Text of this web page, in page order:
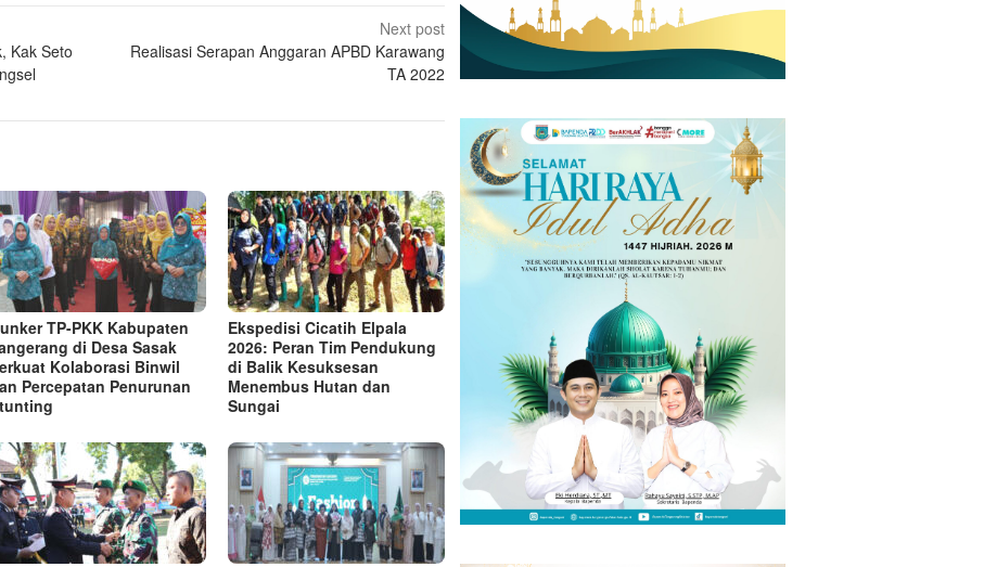
Kak Seto
Next post
Realisasi Serapan Anggaran APBD Karawang
TA 2022
TP-PKK Kabupaten
di Desa Sasak
Kolaborasi Binwil
Percepatan Penurunan
Ekspedisi Cicatih Elpala
2026: Peran Tim Pendukung
di Balik Kesuksesan
Menembus Hutan dan
Sungai